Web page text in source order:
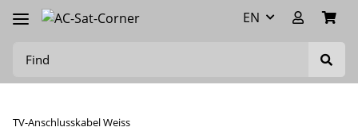
EN
TV-Anschlusskabel Weiss